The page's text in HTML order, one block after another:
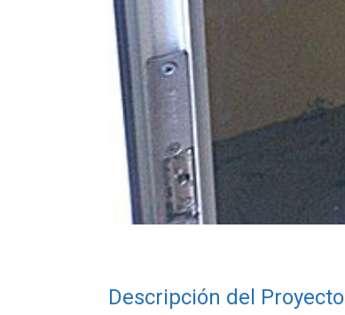
Descripción del Proyecto